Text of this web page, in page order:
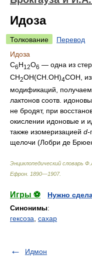
Идоза
Толкование
Перевод
Идоза
С6Н12О6 — одна из
СН2OH(СН.ОН)4СОН,
модификаций,
лактонов соотв.
не бродят, при
окислении идоновые и
также изомеризацией d-
щелочи (Лобри де
Энциклопедический словарь
Ефрон 1890—1907.
Игры ⚽
Нужно
Синонимы:
гексоза сахар
Идмон